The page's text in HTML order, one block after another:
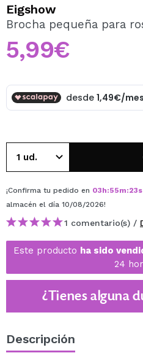
Al crear una cuenta en
tus compras rápidamente,
pedidos y consultar tus
CREAR
Eigshow
Brocha pequeña para
5,99€
¡Confirma tu pedido en 03h:55m:23s
almacén el día 10/08/2026!
1 comentario(s) /
Este producto ha sido
24
¿Tienes alguna
Descripción